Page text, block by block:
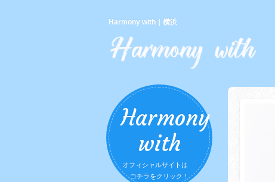
Harmony with｜横浜
Harmony
with
オフィシャルサイトは
コチラをクリック！